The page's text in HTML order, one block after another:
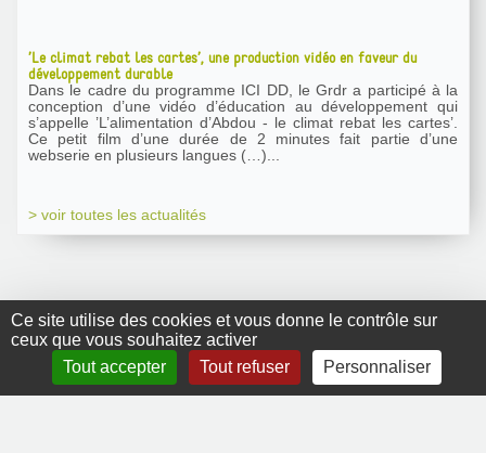
Ce site utilise des cookies et vous donne le contrôle sur
ceux que vous souhaitez activer
Tout accepter
Tout refuser Personnaliser
’Le climat rebat les cartes’, une production vidéo en faveur du
développement durable
Dans le cadre du programme ICI DD, le Grdr a participé à la
conception d’une vidéo d’éducation au développement qui
s’appelle ’L’alimentation d’Abdou - le climat rebat les cartes’.
Ce petit film d’une durée de 2 minutes fait partie d’une
webserie en plusieurs langues (…)...
> voir toutes les actualités
GRDR Copyright
2010 |RSS|Plan du site|Mentions légales|Contact